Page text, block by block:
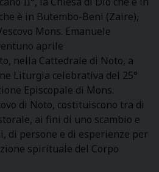
è in Butembo-Beni (Zaire),
Mons. Emanuele
aprile
nella Cattedrale di Noto, a
Liturgia celebrativa del 25°
Episcopale di Mons.
di Noto, costituiscono tra di
ai fini di uno scambio e
di persone e di esperienze per
spirituale del Corpo